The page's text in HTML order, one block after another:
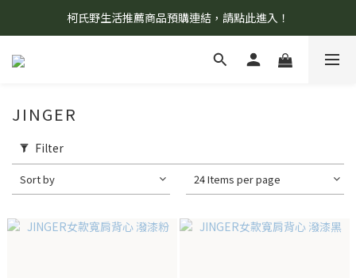
8/7 當天暫停開放工作室。請見諒！
柯氏野生活推薦商品預購連結，請點此進入！
8/7 當天暫停開放工作室。請見諒！
JINGER
Filter
Sort by 24 Items per page